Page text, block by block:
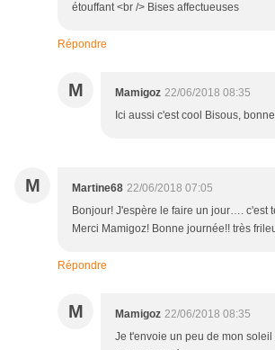
étouffant <br /> Bises affectueuses
Répondre
M Mamigoz 22/06/2018 08:35
Ici aussi c'est cool Bisous,
M Martine68 22/06/2018 07:05
Bonjour! J'espère le faire un jour…. c'est
Merci Mamigoz! Bonne journée!! très
Répondre
M Mamigoz 22/06/2018 08:35
Je t'envoie un peu de mon